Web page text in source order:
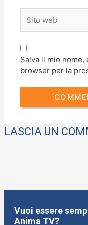
web
Salva il mio
browser per la
LASCIA UN
Vuoi essere
Anima TV?